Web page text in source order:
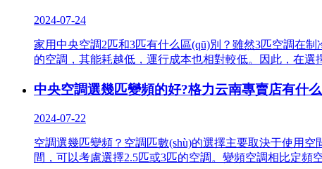
2024-07-24
家用中央空調2匹和3匹有什么區(qū)別？雖然3匹空調在制
的空調，其能耗越低，運行成本也相對較低。因此，在選擇
中央空調選幾匹變頻的好?格力云南專賣店有什
2024-07-22
空調選幾匹變頻？空調匹數(shù)的選擇主要取決于使用空間
間，可以考慮選擇2.5匹或3匹的空調。變頻空調相比定頻